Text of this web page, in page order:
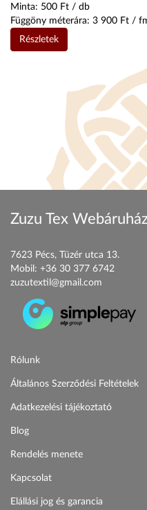
Minta: 500 Ft / db
Függöny méterára: 3 900 Ft /
Részletek
Zuzu Tex
7623 Pécs, Tüzér utca 13.
Mobil: +36 30 377 6742
zuzutextil@gmail.com
Rólunk
Általános Szerződési Feltételek
Adatkezelési tájékoztató
Blog
Rendelés menete
Kapcsolat
Elállási jog és garancia